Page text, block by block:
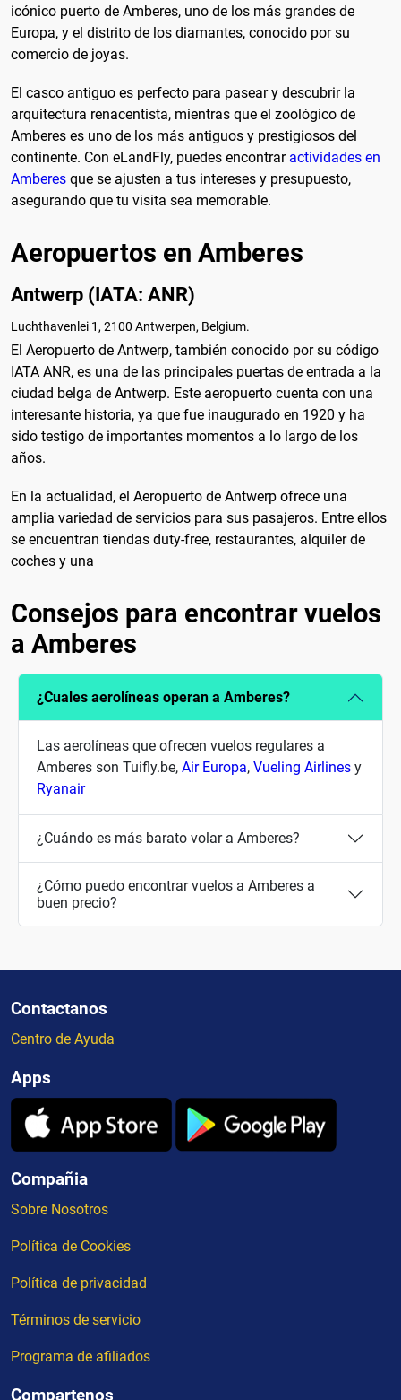
icónico puerto de Amberes, uno de los más grandes de
Europa, y el distrito de los diamantes, conocido por su
comercio de joyas.
El casco antiguo es perfecto para pasear y descubrir la
arquitectura renacentista, mientras que el zoológico de
Amberes es uno de los más antiguos y prestigiosos del
continente. Con eLandFly, puedes encontrar actividades en
Amberes que se ajusten a tus intereses y presupuesto,
asegurando que tu visita sea memorable.
Aeropuertos en Amberes
Antwerp (IATA: ANR)
Luchthavenlei 1, 2100 Antwerpen, Belgium.
El Aeropuerto de Antwerp, también conocido por su código
IATA ANR, es una de las principales puertas de entrada a la
ciudad belga de Antwerp. Este aeropuerto cuenta con una
interesante historia, ya que fue inaugurado en 1920 y ha
sido testigo de importantes momentos a lo largo de los
años.
En la actualidad, el Aeropuerto de Antwerp ofrece una
amplia variedad de servicios para sus pasajeros. Entre ellos
se encuentran tiendas duty-free, restaurantes, alquiler de
coches y una
Consejos para encontrar vuelos
a Amberes
¿Cuales aerolíneas operan a Amberes?
Las aerolíneas que ofrecen vuelos regulares a
Amberes son Tuifly.be, Air Europa, Vueling Airlines y
Ryanair
¿Cuándo es más barato volar a Amberes?
¿Cómo puedo encontrar vuelos a Amberes a
buen precio?
Contactanos
Centro de Ayuda
Apps
Compañia
Sobre Nosotros
Política de Cookies
Política de privacidad
Términos de servicio
Programa de afiliados
Compartenos